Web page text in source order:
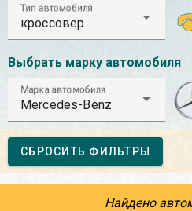
Тип автомобиля
кроссовер
Выбрать марку автомобиля
Марка автомобиля
Mercedes-Benz
СБРОСИТЬ ФИЛЬТРЫ
Найдено